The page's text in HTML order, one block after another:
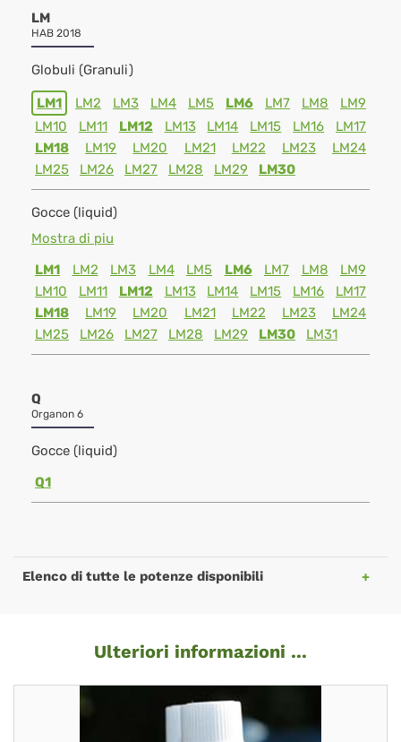
LM
HAB 2018
Globuli (Granuli)
LM1 LM2 LM3 LM4 LM5 LM6 LM7 LM8
LM9
LM10
LM11 LM12 LM13 LM14 LM15 LM16
LM17
LM18
LM19 LM20 LM21 LM22 LM23
LM24
LM25
LM26 LM27 LM28 LM29 LM30
Gocce (liquid)
Mostra di piu
LM1
LM2 LM3 LM4 LM5 LM6 LM7 LM8
LM9
LM10
LM11 LM12 LM13 LM14 LM15 LM16
LM17
LM18
LM19 LM20 LM21 LM22 LM23
LM24
LM25
LM26 LM27 LM28 LM29 LM30 LM31
Q
Organon 6
Gocce (liquid)
Q1
Elenco di tutte le potenze disponibili
Ulteriori informazioni ...